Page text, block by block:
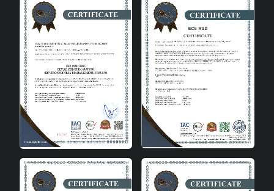
Nana Seramik Abajur'un sunduğu avantajlar, onu ev
aydınlatmasında tercih edilen bir ürün haline getirir:
Şık ve Dayanıklı: Seramik malzeme, hem estetik hem
de dayanıklı bir yapı sunar.
Çok Yönlü Kullanım: Farklı mekanlarda rahatlıkla
kullanılabilir.
Kolay Bakım: Temizliği kolaydır, bu da uzun ömürlü
kullanım sağlar.
Estetik Tasarım: Modern ve klasik tarzların birleşimi,
her tür dekorasyona uyum sağlar.
Nana Seramik Abajur Kahverengi, evinizde sıcak ve